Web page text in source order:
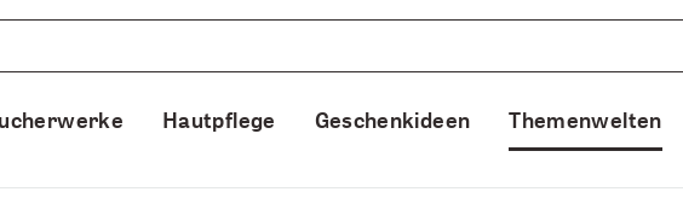
Hautpflege Geschenkideen Themenwelten